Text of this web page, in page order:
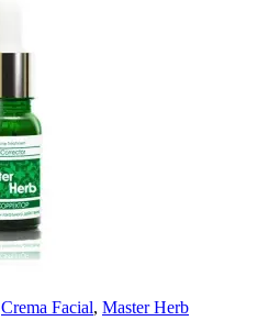
Crema Facial, Master Herb